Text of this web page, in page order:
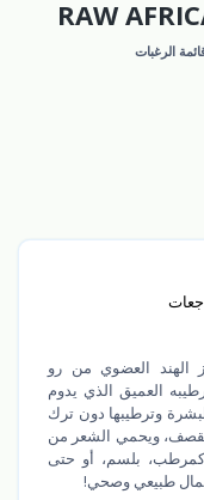
RAW
الرغبات
العضوي من رو
العميق الذي يدوم
وترطيبها دون ترك
ويحمي الشعر من
كمرطب، بلسم، أو حتى
طبيعي وصحي!